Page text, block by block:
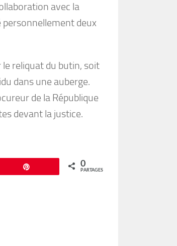
avec la
personnellement deux
reliquat du butin, soit
dans une auberge.
de la République
devant la justice.
0
PARTAGES